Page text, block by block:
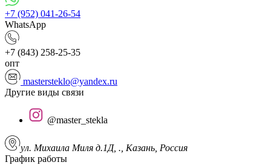
+7 (952) 041-26-54
WhatsApp
+7 (843) 258-25-35
опт
mastersteklo@yandex.ru
Другие виды связи
@master_stekla
ул. Михаила Миля д.1Д, ., Казань, Россия
График работы